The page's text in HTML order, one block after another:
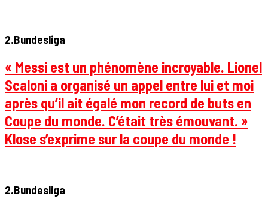
2.Bundesliga
« Messi est un phénomène incroyable. Lionel
Scaloni a organisé un appel entre lui et moi
après qu’il ait égalé mon record de buts en
Coupe du monde. C’était très émouvant. »
Klose s’exprime sur la coupe du monde !
2.Bundesliga